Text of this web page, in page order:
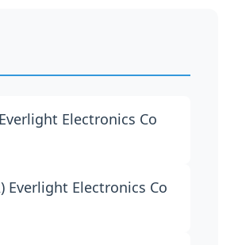
Everlight Electronics Co
Everlight Electronics Co